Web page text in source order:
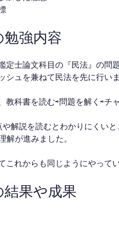
勉強内容
定士論文科目の『民法』の問
シュを兼ねて民法を先に行いま
教科書を読む⇨問題を解く⇨チ
や解説を読むとわかりにくい
解が進みました。
これからも同じようにやって
果や成果